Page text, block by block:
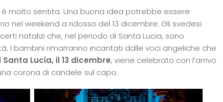
è molto sentita. Una buona idea potrebbe essere
nel weekend a ridosso del 13 dicembre. Gli svedesi
natalizi che, nel periodo di Santa Lucia, sono
I bambini rimarranno incantati dalle voci angeliche che
Lucia, il 13 dicembre, viene celebrato con l’arrivo
corona di candele sul capo.